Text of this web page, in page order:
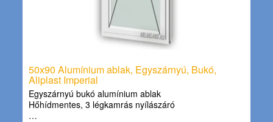
50x90 Alumínium ablak, Egyszárnyú, Bukó,
Aliplast Imperial
Egyszárnyú bukó alumínium ablak
Hőhídmentes, 3 légkamrás nyílászáró
…